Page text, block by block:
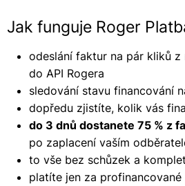
Jak funguje Roger
odeslání faktur na pár kliků
do API Rogera
sledování stavu financování
dopředu zjistíte, kolik vás
do 3 dnů dostanete 75 % z
po zaplacení vaším
to vše bez schůzek a
platíte jen za